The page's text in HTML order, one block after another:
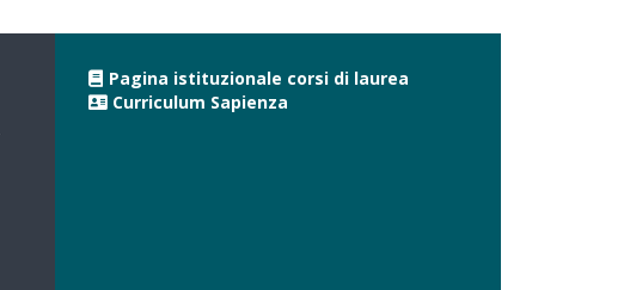
Pagina istituzionale corsi di laurea
Curriculum Sapienza